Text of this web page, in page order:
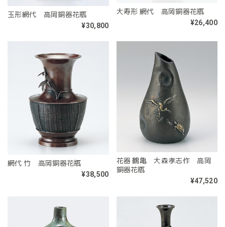
玉形網代 高岡銅器花瓶
¥30,800
大寿形 網代 高岡銅器花瓶
¥26,400
網代 竹 高岡銅器花瓶
¥38,500
花器 鶴亀 大森孝志作 高岡
銅器花瓶
¥47,520